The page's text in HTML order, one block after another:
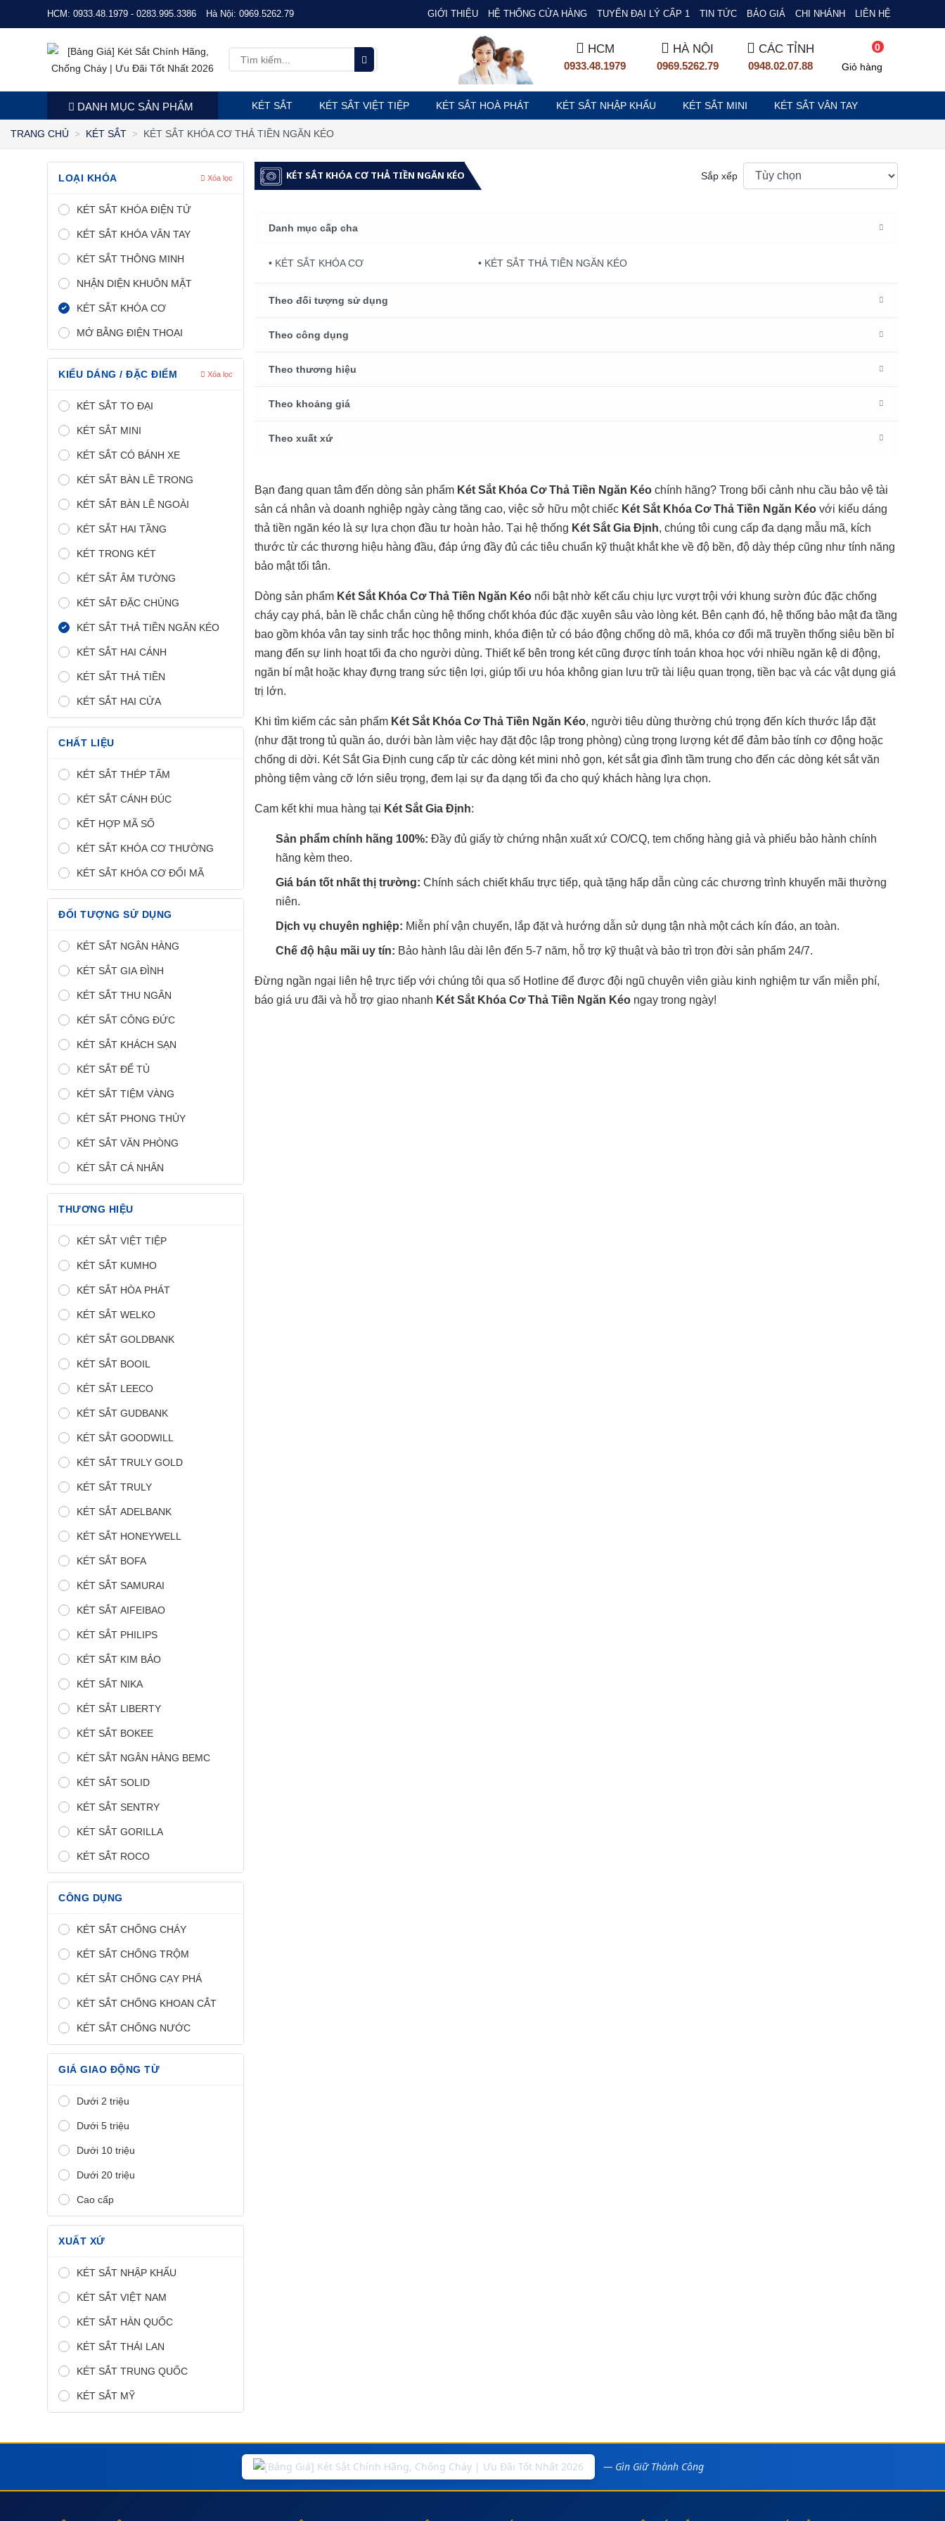
HCM: 0933.48.1979 - 0283.995.3386 Hà Nội: 0969.5262.79 GIỚI THIỆU HỆ THỐNG CỬA HÀNG TUYỂN ĐẠI LÝ CẤP 1 TIN TỨC BÁO GIÁ CHI NHÁNH LIÊN HỆ
HCM
0933.48.1979
HÀ NỘI
0969.5262.79
CÁC TỈNH
0948.02.07.88
0
Giỏ hàng
DANH MỤC SẢN PHẨM KÉT SẮT KÉT SẮT VIỆT TIỆP KÉT SẮT HOÀ PHÁT KÉT SẮT NHẬP KHẨU KÉT SẮT MINI KÉT SẮT VÂN TAY
TRANG CHỦ KÉT SẮT KÉT SẮT KHÓA CƠ THẢ TIỀN NGĂN KÉO
LOẠI KHÓA Xóa lọc
KÉT SẮT KHÓA ĐIỆN TỬ
KÉT SẮT KHÓA VÂN TAY
KÉT SẮT THÔNG MINH
NHẬN DIỆN KHUÔN MẶT
KÉT SẮT KHÓA CƠ
MỞ BẰNG ĐIỆN THOẠI
KIỂU DÁNG / ĐẶC ĐIỂM Xóa lọc
KÉT SẮT TO ĐẠI
KÉT SẮT MINI
KÉT SẮT CÓ BÁNH XE
KÉT SẮT BÀN LỀ TRONG
KÉT SẮT BÀN LỀ NGOÀI
KÉT SẮT HAI TẦNG
KÉT TRONG KÉT
KÉT SẮT ÂM TƯỜNG
KÉT SẮT ĐẶC CHỦNG
KÉT SẮT THẢ TIỀN NGĂN KÉO
KÉT SẮT HAI CÁNH
KÉT SẮT THẢ TIỀN
KÉT SẮT HAI CỬA
CHẤT LIỆU
KÉT SẮT THÉP TẤM
KÉT SẮT CÁNH ĐÚC
KẾT HỢP MÃ SỐ
KÉT SẮT KHÓA CƠ THƯỜNG
KÉT SẮT KHÓA CƠ ĐỔI MÃ
ĐỐI TƯỢNG SỬ DỤNG
KÉT SẮT NGÂN HÀNG
KÉT SẮT GIA ĐÌNH
KÉT SẮT THU NGÂN
KÉT SẮT CÔNG ĐỨC
KÉT SẮT KHÁCH SẠN
KÉT SẮT ĐỂ TỦ
KÉT SẮT TIỆM VÀNG
KÉT SẮT PHONG THỦY
KÉT SẮT VĂN PHÒNG
KÉT SẮT CÁ NHÂN
THƯƠNG HIỆU
KÉT SẮT VIỆT TIỆP
KÉT SẮT KUMHO
KÉT SẮT HÒA PHÁT
KÉT SẮT WELKO
KÉT SẮT GOLDBANK
KÉT SẮT BOOIL
KÉT SẮT LEECO
KÉT SẮT GUDBANK
KÉT SẮT GOODWILL
KÉT SẮT TRULY GOLD
KÉT SẮT TRULY
KÉT SẮT ADELBANK
KÉT SẮT HONEYWELL
KÉT SẮT BOFA
KÉT SẮT SAMURAI
KÉT SẮT AIFEIBAO
KÉT SẮT PHILIPS
KÉT SẮT KIM BẢO
KÉT SẮT NIKA
KÉT SẮT LIBERTY
KÉT SẮT BOKEE
KÉT SẮT NGÂN HÀNG BEMC
KÉT SẮT SOLID
KÉT SẮT SENTRY
KÉT SẮT GORILLA
KÉT SẮT ROCO
CÔNG DỤNG
KÉT SẮT CHỐNG CHÁY
KÉT SẮT CHỐNG TRỘM
KÉT SẮT CHỐNG CẠY PHÁ
KÉT SẮT CHỐNG KHOAN CẮT
KÉT SẮT CHỐNG NƯỚC
GIÁ GIAO ĐỘNG TỪ
Dưới 2 triệu
Dưới 5 triệu
Dưới 10 triệu
Dưới 20 triệu
Cao cấp
XUẤT XỨ
KÉT SẮT NHẬP KHẨU
KÉT SẮT VIỆT NAM
KÉT SẮT HÀN QUỐC
KÉT SẮT THÁI LAN
KÉT SẮT TRUNG QUỐC
KÉT SẮT MỸ
KÉT SẮT KHÓA CƠ THẢ TIỀN NGĂN KÉO Sắp xếp
Danh mục cấp cha
• KÉT SẮT KHÓA CƠ • KÉT SẮT THẢ TIỀN NGĂN KÉO
Theo đối tượng sử dụng
Theo công dụng
Theo thương hiệu
Theo khoảng giá
Theo xuất xứ
Bạn đang quan tâm đến dòng sản phẩm Két Sắt Khóa Cơ Thả Tiền Ngăn Kéo chính hãng? Trong bối cảnh nhu cầu bảo vệ tài
sản cá nhân và doanh nghiệp ngày càng tăng cao, việc sở hữu một chiếc Két Sắt Khóa Cơ Thả Tiền Ngăn Kéo với kiểu dáng
thả tiền ngăn kéo là sự lựa chọn đầu tư hoàn hảo. Tại hệ thống Két Sắt Gia Định, chúng tôi cung cấp đa dạng mẫu mã, kích
thước từ các thương hiệu hàng đầu, đáp ứng đầy đủ các tiêu chuẩn kỹ thuật khắt khe về độ bền, độ dày thép cũng như tính năng
bảo mật tối tân.
Dòng sản phẩm Két Sắt Khóa Cơ Thả Tiền Ngăn Kéo nổi bật nhờ kết cấu chịu lực vượt trội với khung sườn đúc đặc chống
cháy cạy phá, bản lề chắc chắn cùng hệ thống chốt khóa đúc đặc xuyên sâu vào lòng két. Bên cạnh đó, hệ thống bảo mật đa tầng
bao gồm khóa vân tay sinh trắc học thông minh, khóa điện tử có báo động chống dò mã, khóa cơ đổi mã truyền thống siêu bền bỉ
mang đến sự linh hoạt tối đa cho người dùng. Thiết kế bên trong két cũng được tính toán khoa học với nhiều ngăn kệ di động,
ngăn bí mật hoặc khay đựng trang sức tiện lợi, giúp tối ưu hóa không gian lưu trữ tài liệu quan trọng, tiền bạc và các vật dụng giá
trị lớn.
Khi tìm kiếm các sản phẩm Két Sắt Khóa Cơ Thả Tiền Ngăn Kéo, người tiêu dùng thường chú trọng đến kích thước lắp đặt
(như đặt trong tủ quần áo, dưới bàn làm việc hay đặt độc lập trong phòng) cùng trọng lượng két để đảm bảo tính cơ động hoặc
chống di dời. Két Sắt Gia Định cung cấp từ các dòng két mini nhỏ gọn, két sắt gia đình tầm trung cho đến các dòng két sắt văn
phòng tiệm vàng cỡ lớn siêu trọng, đem lại sự đa dạng tối đa cho quý khách hàng lựa chọn.
Cam kết khi mua hàng tại Két Sắt Gia Định:
Sản phẩm chính hãng 100%: Đầy đủ giấy tờ chứng nhận xuất xứ CO/CQ, tem chống hàng giả và phiếu bảo hành chính
hãng kèm theo.
Giá bán tốt nhất thị trường: Chính sách chiết khấu trực tiếp, quà tặng hấp dẫn cùng các chương trình khuyến mãi thường
niên.
Dịch vụ chuyên nghiệp: Miễn phí vận chuyển, lắp đặt và hướng dẫn sử dụng tận nhà một cách kín đáo, an toàn.
Chế độ hậu mãi uy tín: Bảo hành lâu dài lên đến 5-7 năm, hỗ trợ kỹ thuật và bảo trì trọn đời sản phẩm 24/7.
Đừng ngần ngại liên hệ trực tiếp với chúng tôi qua số Hotline để được đội ngũ chuyên viên giàu kinh nghiệm tư vấn miễn phí,
báo giá ưu đãi và hỗ trợ giao nhanh Két Sắt Khóa Cơ Thả Tiền Ngăn Kéo ngay trong ngày!
— Gìn Giữ Thành Công